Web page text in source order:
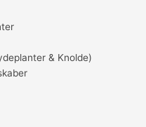
& Knolde)